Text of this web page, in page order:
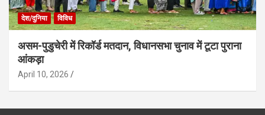
देश/दुनिया विविध
असम-पुडुचेरी में रिकॉर्ड मतदान, विधानसभा चुनाव में टूटा पुराना
आंकड़ा
April 10, 2026